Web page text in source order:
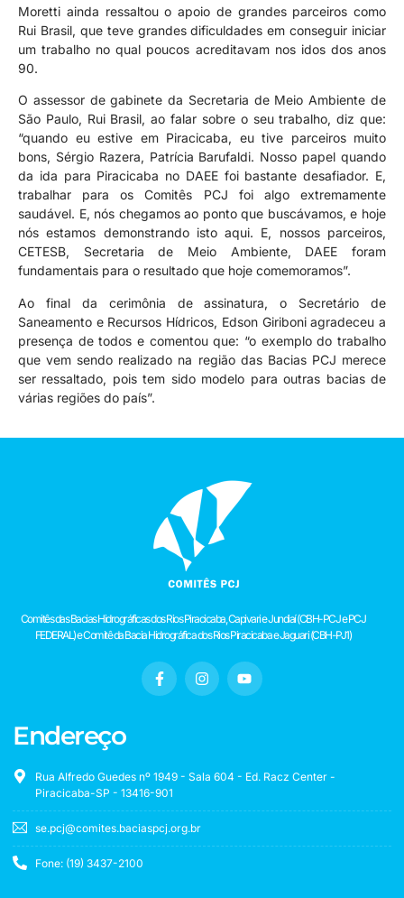
Moretti ainda ressaltou o apoio de grandes parceiros como
Rui Brasil, que teve grandes dificuldades em conseguir iniciar
um trabalho no qual poucos acreditavam nos idos dos anos
90.
O assessor de gabinete da Secretaria de Meio Ambiente de
São Paulo, Rui Brasil, ao falar sobre o seu trabalho, diz que:
“quando eu estive em Piracicaba, eu tive parceiros muito
bons, Sérgio Razera, Patrícia Barufaldi. Nosso papel quando
da ida para Piracicaba no DAEE foi bastante desafiador. E,
trabalhar para os Comitês PCJ foi algo extremamente
saudável. E, nós chegamos ao ponto que buscávamos, e hoje
nós estamos demonstrando isto aqui. E, nossos parceiros,
CETESB, Secretaria de Meio Ambiente, DAEE foram
fundamentais para o resultado que hoje comemoramos”.
Ao final da cerimônia de assinatura, o Secretário de
Saneamento e Recursos Hídricos, Edson Giriboni agradeceu a
presença de todos e comentou que: “o exemplo do trabalho
que vem sendo realizado na região das Bacias PCJ merece
ser ressaltado, pois tem sido modelo para outras bacias de
várias regiões do país”.
Comitês das Bacias Hidrográficas dos Rios Piracicaba, Capivari e Jundiaí (CBH-PCJ e PCJ
FEDERAL) e Comitê da Bacia Hidrográfica dos Rios Piracicaba e Jaguari (CBH-PJ1)
Endereço
Rua Alfredo Guedes nº 1949 - Sala 604 - Ed. Racz Center -
Piracicaba-SP - 13416-901
se.pcj@comites.baciaspcj.org.br
Fone: (19) 3437-2100